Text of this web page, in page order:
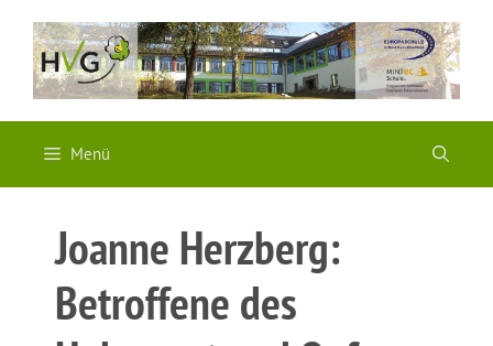
Inhalt
springen
Menü
Joanne Herzberg:
Betroffene des